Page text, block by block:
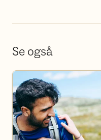
Se også
Bli frivillig